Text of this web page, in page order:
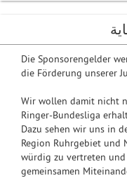
Die Sponsorengelder
die Förderung unserer
Wir wollen damit nicht
Ringer-Bundesliga
Dazu sehen wir uns in
Region Ruhrgebiet und
würdig zu vertreten
gemeinsamen